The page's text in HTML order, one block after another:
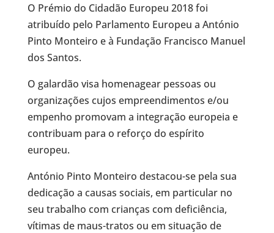
O Prémio do Cidadão Europeu 2018 foi
atribuído pelo Parlamento Europeu a António
Pinto Monteiro e à Fundação Francisco Manuel
dos Santos.
O galardão visa homenagear pessoas ou
organizações cujos empreendimentos e/ou
empenho promovam a integração europeia e
contribuam para o reforço do espírito
europeu.
António Pinto Monteiro destacou-se pela sua
dedicação a causas sociais, em particular no
seu trabalho com crianças com deficiência,
vítimas de maus-tratos ou em situação de